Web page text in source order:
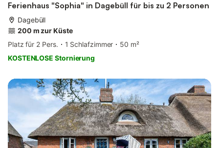
Ferienhaus "Sophia" in Dagebüll für bis zu 2 Personen
Dagebüll
200 m zur Küste
Platz für 2 Pers.
1 Schlafzimmer
50 m²
KOSTENLOSE Stornierung